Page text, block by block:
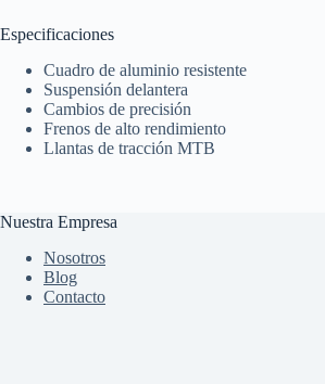
Especificaciones
Cuadro de aluminio resistente
Suspensión delantera
Cambios de precisión
Frenos de alto rendimiento
Llantas de tracción MTB
Nuestra Empresa
Nosotros
Blog
Contacto